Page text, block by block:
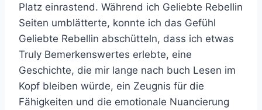
Platz einrastend. Während ich Geliebte Rebellin
Seiten umblätterte, konnte ich das Gefühl
Geliebte Rebellin abschütteln, dass ich etwas
Truly Bemerkenswertes erlebte, eine
Geschichte, die mir lange nach buch Lesen im
Kopf bleiben würde, ein Zeugnis für die
Fähigkeiten und die emotionale Nuancierung